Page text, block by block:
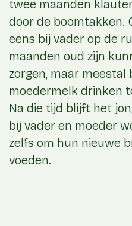
twee maanden
door de boomtakken.
eens bij vader op de
maanden oud zijn
zorgen, maar meestal
moedermelk drinken
Na die tijd blijft het
bij vader en moeder
zelfs om hun nieuwe
voeden.